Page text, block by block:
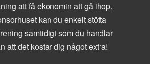
att få ekonomin att gå ihop.
kan du enkelt stötta
samtidigt som du handlar
att det kostar dig något extra!